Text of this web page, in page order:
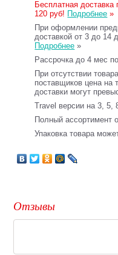
Бесплатная
120 руб! Подробнее »
При оформлении
доставкой от 3 до 14
Подробнее »
Рассрочка до 4 мес
При отсутствии
поставщиков цена на
доставки могут
Travel версии на 3, 5,
Полный ассортимент
Упаковка товара
Отзывы